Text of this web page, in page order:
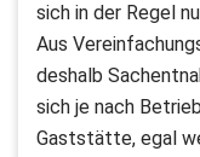
sich in der Regel
Aus
deshalb
sich je nach
Gaststätte, egal